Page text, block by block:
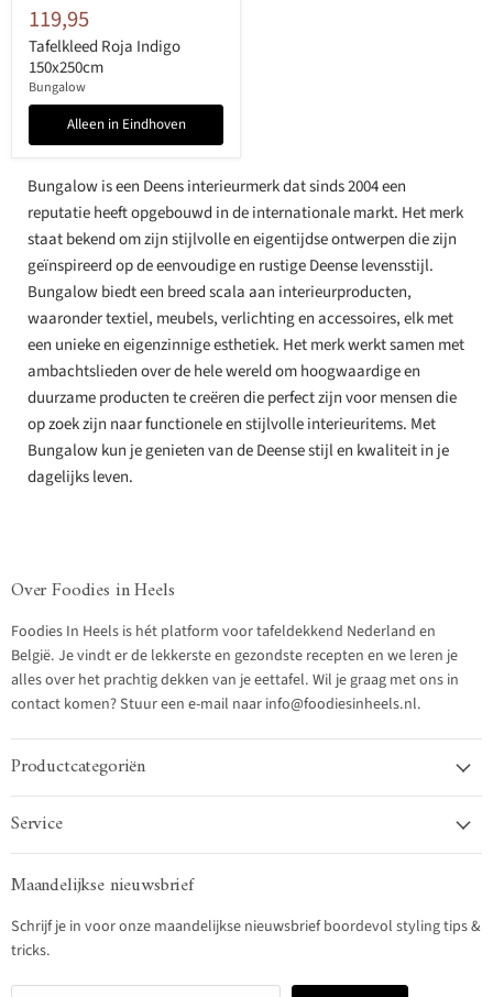
119,95
Tafelkleed Roja Indigo
150x250cm
Bungalow
Alleen in Eindhoven
Bungalow is een Deens interieurmerk dat sinds 2004 een
reputatie heeft opgebouwd in de internationale markt. Het merk
staat bekend om zijn stijlvolle en eigentijdse ontwerpen die zijn
geïnspireerd op de eenvoudige en rustige Deense levensstijl.
Bungalow biedt een breed scala aan interieurproducten,
waaronder textiel, meubels, verlichting en accessoires, elk met
een unieke en eigenzinnige esthetiek. Het merk werkt samen met
ambachtslieden over de hele wereld om hoogwaardige en
duurzame producten te creëren die perfect zijn voor mensen die
op zoek zijn naar functionele en stijlvolle interieuritems. Met
Bungalow kun je genieten van de Deense stijl en kwaliteit in je
dagelijks leven.
Over Foodies in Heels
Foodies In Heels is hét platform voor tafeldekkend Nederland en
België. Je vindt er de lekkerste en gezondste recepten en we leren je
alles over het prachtig dekken van je eettafel. Wil je graag met ons in
contact komen? Stuur een e-mail naar info@foodiesinheels.nl.
Productcategoriën
Service
Maandelijkse nieuwsbrief
Schrijf je in voor onze maandelijkse nieuwsbrief boordevol styling tips &
tricks.